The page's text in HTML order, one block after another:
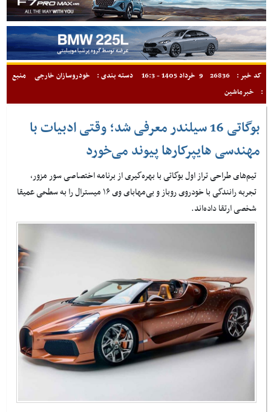
کد خبر : 26836 9 خرداد 1405 - 16:3 دسته بندی : خودروسازان خارجی
منبع
:
خبرماشین
بوگاتی 16 سیلندر معرفی شد؛ وقتی ادبیات با
مهندسی هایپرکارها پیوند می‌خورد
تیم‌های طراحی تراز اول بوگاتی با بهره‌گیری از برنامه اختصاصی سور مزور،
تجربه رانندگی با خودروی روباز و بی‌مهابای وی ۱۶ میسترال را به سطحی عمیقا
شخصی ارتقا داده‌اند.